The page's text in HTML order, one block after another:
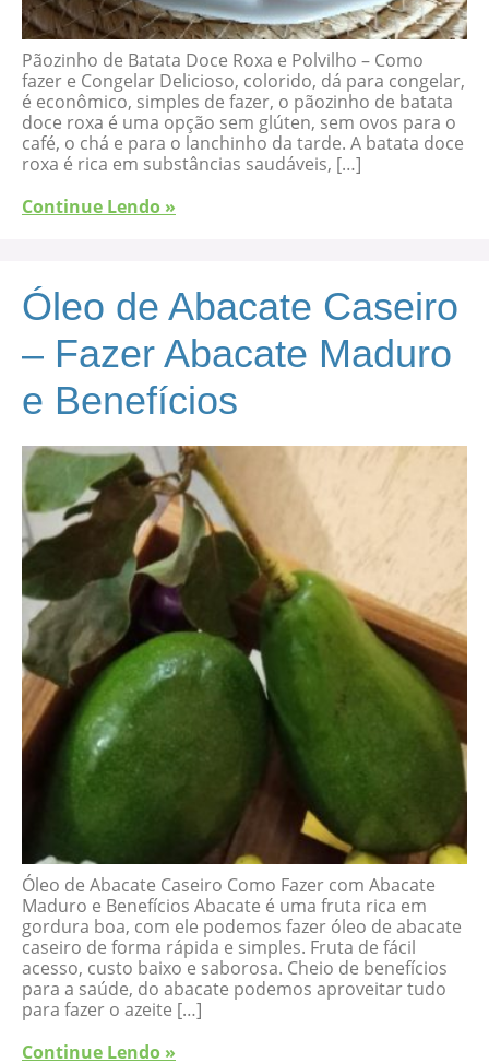
Pãozinho de Batata Doce Roxa e Polvilho – Como
fazer e Congelar Delicioso, colorido, dá para congelar,
é econômico, simples de fazer, o pãozinho de batata
doce roxa é uma opção sem glúten, sem ovos para o
café, o chá e para o lanchinho da tarde. A batata doce
roxa é rica em substâncias saudáveis, […]
Continue Lendo »
Óleo de Abacate Caseiro
– Fazer Abacate Maduro
e Benefícios
Óleo de Abacate Caseiro Como Fazer com Abacate
Maduro e Benefícios Abacate é uma fruta rica em
gordura boa, com ele podemos fazer óleo de abacate
caseiro de forma rápida e simples. Fruta de fácil
acesso, custo baixo e saborosa. Cheio de benefícios
para a saúde, do abacate podemos aproveitar tudo
para fazer o azeite […]
Continue Lendo »